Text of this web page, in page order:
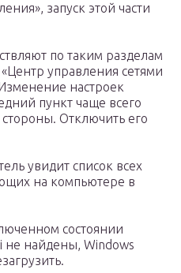
запуск этой части
по таким разделам
управления сетями
настроек
пункт чаще всего
Отключить его
увидит список всех
на компьютере в
состоянии
не найдены, Windows